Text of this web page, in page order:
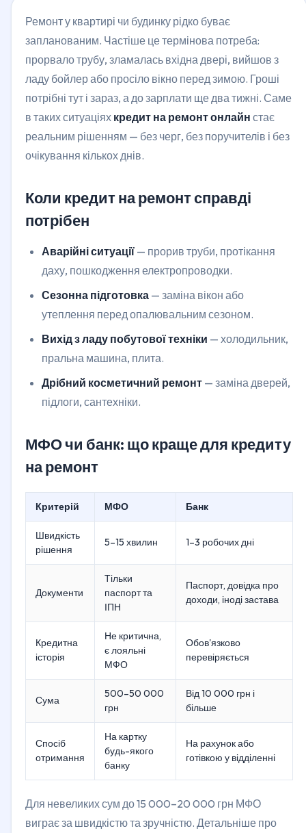
Ремонт у квартирі чи будинку рідко буває
запланованим. Частіше це термінова потреба:
прорвало трубу, зламалась вхідна двері, вийшов з
ладу бойлер або просіло вікно перед зимою. Гроші
потрібні тут і зараз, а до зарплати ще два тижні. Саме
в таких ситуаціях кредит на ремонт онлайн стає
реальним рішенням — без черг, без поручителів і без
очікування кількох днів.
Коли кредит на ремонт справді
потрібен
Аварійні ситуації — прорив труби, протікання
даху, пошкодження електропроводки.
Сезонна підготовка — заміна вікон або
утеплення перед опалювальним сезоном.
Вихід з ладу побутової техніки — холодильник,
пральна машина, плита.
Дрібний косметичний ремонт — заміна дверей,
підлоги, сантехніки.
МФО чи банк: що краще для кредиту
на ремонт
Критерій МФО Банк
Швидкість
рішення
5–15 хвилин 1–3 робочих дні
Документи
Тільки
паспорт та
ІПН
Паспорт, довідка про
доходи, іноді застава
Кредитна
історія
Не критична,
є лояльні
МФО
Обов'язково
перевіряється
Сума
500–50 000
грн
Від 10 000 грн і
більше
Спосіб
отримання
На картку
будь-якого
банку
На рахунок або
готівкою у відділенні
Для невеликих сум до 15 000–20 000 грн МФО
виграє за швидкістю та зручністю. Детальніше про